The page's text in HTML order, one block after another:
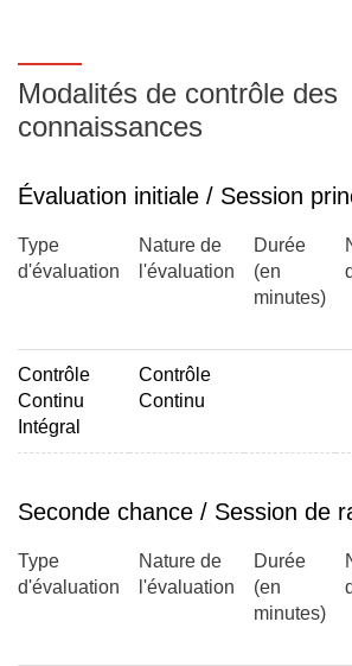
Modalités de contrôle des
connaissances
Évaluation initiale / Session
Type
d'évaluation
Nature de
l'évaluation
Durée
(en
minutes)
Contrôle
Continu
Intégral
Contrôle
Continu
Seconde chance / Session de
Type
d'évaluation
Nature de
l'évaluation
Durée
(en
minutes)